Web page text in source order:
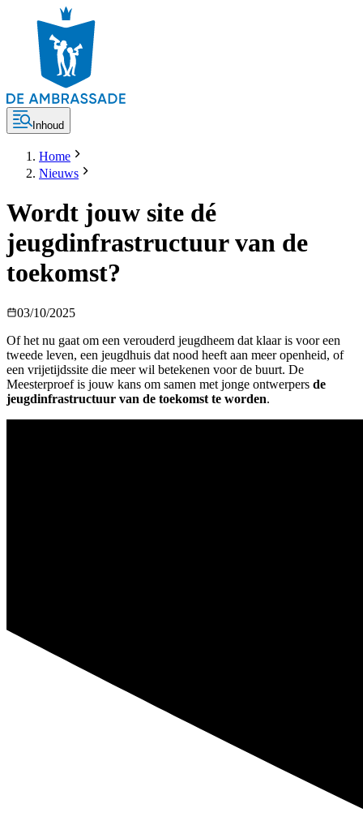
Inhoud
Home
Nieuws
Wordt jouw site dé
jeugdinfrastructuur van de
toekomst?
03/10/2025
Of het nu gaat om een verouderd jeugdheem dat klaar is voor een
tweede leven, een jeugdhuis dat nood heeft aan meer openheid, of
een vrijetijdssite die meer wil betekenen voor de buurt. De
Meesterproef is jouw kans om samen met jonge ontwerpers de
jeugdinfrastructuur van de toekomst te worden.